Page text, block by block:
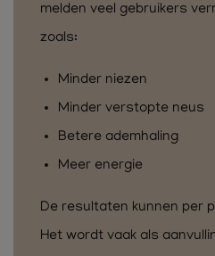
melden veel gebruikers
zoals:
Minder niezen
Minder verstopte neus
Betere ademhaling
Meer energie
De resultaten kunnen per
Het wordt vaak als